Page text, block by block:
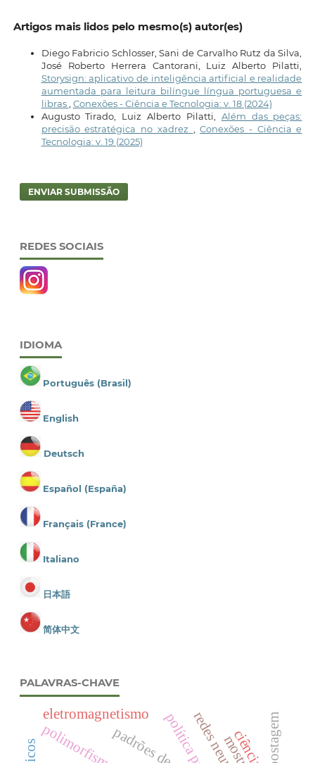
Artigos mais lidos pelo mesmo(s) autor(es)
Diego Fabricio Schlosser, Sani de Carvalho Rutz da Silva,
José Roberto Herrera Cantorani, Luiz Alberto Pilatti,
Storysign: aplicativo de inteligência artificial e realidade
aumentada para leitura bilíngue língua portuguesa e
libras Conexões - Ciência e Tecnologia: v. 18 (2024)
Augusto Tirado, Luiz Alberto Pilatti, Além das peças:
precisão estratégica no xadrez
,Conexões - Ciência e
Tecnologia: v. 19 (2025)
ENVIAR SUBMISSÃO
REDES SOCIAIS
IDIOMA
Português (Brasil)
English
Deutsch
Español (España)
Français (France)
Italiano
日本語
简体中文
PALAVRAS-CHAVE
eletromagnetismo
ciência